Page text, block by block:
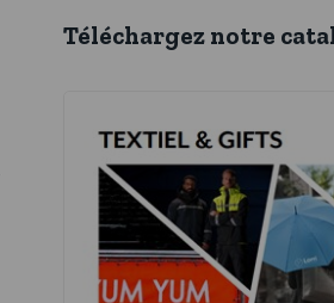
Téléchargez notre